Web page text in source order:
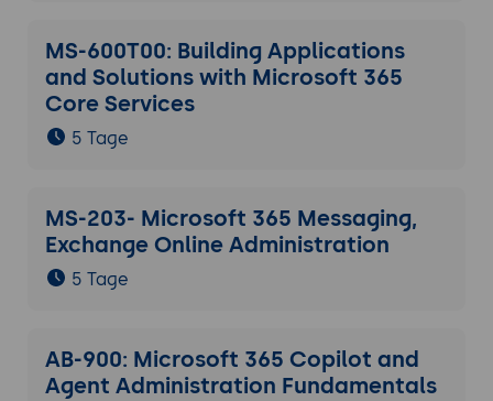
MS-600T00: Building Applications
and Solutions with Microsoft 365
Core Services
5 Tage
MS-203- Microsoft 365 Messaging,
Exchange Online Administration
5 Tage
AB-900: Microsoft 365 Copilot and
Agent Administration Fundamentals